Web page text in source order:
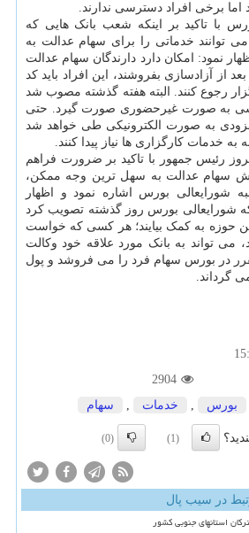
برخی افراد دسترسی ندارند.
با تاکید بر اینکه شعب بانک هایی که
توانند خدماتی را برای سهام عدالت به
نمود: امکان دارد دارندگان سهام عدالت
از آزادسازی بفروشند، این افراد باید کد
رجوع کنند. البته هفته گذشته مصوب شد
به صورت غیرحضوری صورت گیرد. حتی
بزودی به صورت الکترونیکی طی خواهد شد
به خدمات کارگزاری ها نیاز پیدا کنند.
رئیس جمهور با تاکید بر ضرورت فراهم
سهام عدالت به سهل ترین وجه ممکن،
شورایعالی بورس اشاره نمود و اظهار
بورس روز گذشته تصویب کرد
این حوزه به کمک بیایند؛ هر کسی که خواست
تواند به بانک مورد علاقه خود وکالت
در بورس سهام فرد را می فروشد و پول
گرداند.
2904
بورس , خدمات , سهام
(1)
(0)
در سیب پال